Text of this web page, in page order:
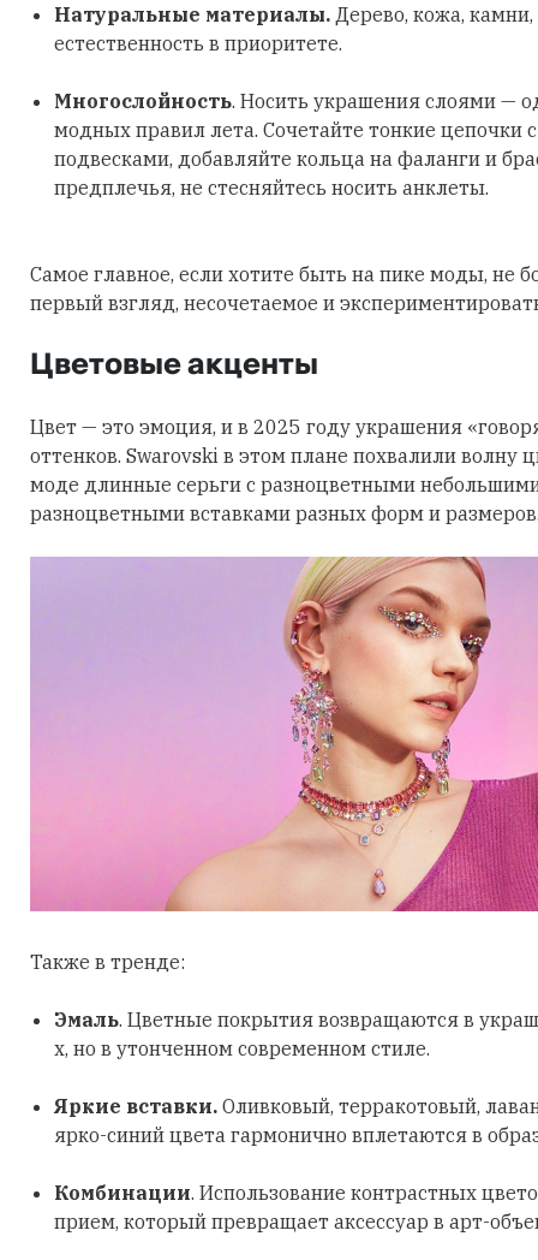
Натуральные материалы. Дерево, кожа,
естественность в приоритете.
Многослойность. Носить украшения слоями —
модных правил лета. Сочетайте тонкие цепочки
подвесками, добавляйте кольца на фаланги и
предплечья, не стесняйтесь носить анклеты.
Самое главное, если хотите быть на пике моды, не
первый взгляд, несочетаемое и
Цветовые акценты
Цвет — это эмоция, и в 2025 году украшения
оттенков. Swarovski в этом плане похвалили волну
моде длинные серьги с разноцветными
разноцветными вставками разных форм и
Также в тренде:
Эмаль. Цветные покрытия возвращаются в
х, но в утонченном современном стиле.
Яркие вставки. Оливковый, терракотовый,
ярко-синий цвета гармонично вплетаются в
Комбинации. Использование контрастных
прием, который превращает аксессуар в арт-